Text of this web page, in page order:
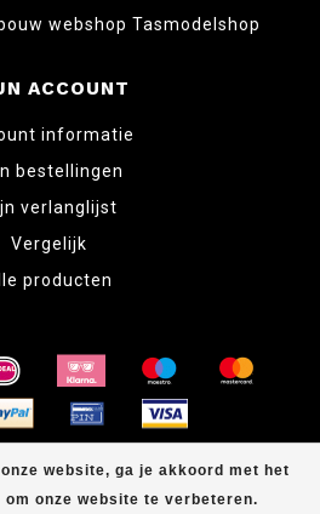
website, ga je akkoord met het
onze website te verbeteren.
webshop Tasmodelshop
ACCOUNT
informatie
bestellingen
verlanglijst
Vergelijk
producten
www.tabletopper.nl